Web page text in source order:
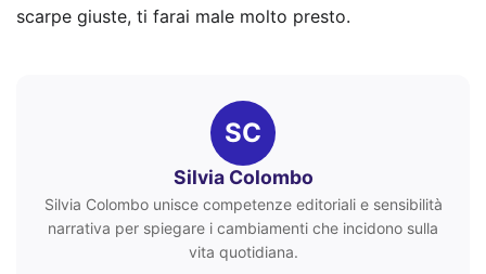
scarpe giuste, ti farai male molto presto.
SC
Silvia Colombo
Silvia Colombo unisce competenze editoriali e sensibilità
narrativa per spiegare i cambiamenti che incidono sulla
vita quotidiana.